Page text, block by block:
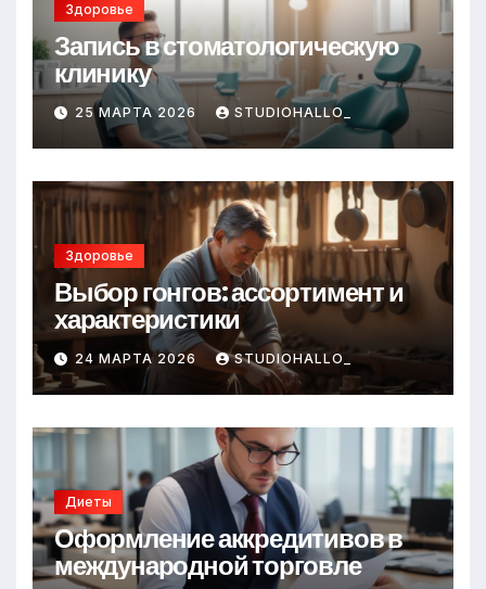
Здоровье
Запись в стоматологическую
клинику
25 МАРТА 2026 STUDIOHALLO_
Здоровье
Выбор гонгов: ассортимент и
характеристики
24 МАРТА 2026 STUDIOHALLO_
Диеты
Оформление аккредитивов в
международной торговле